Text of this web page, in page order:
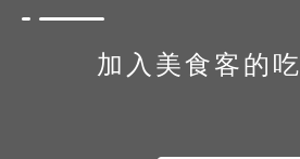
加入美食客的